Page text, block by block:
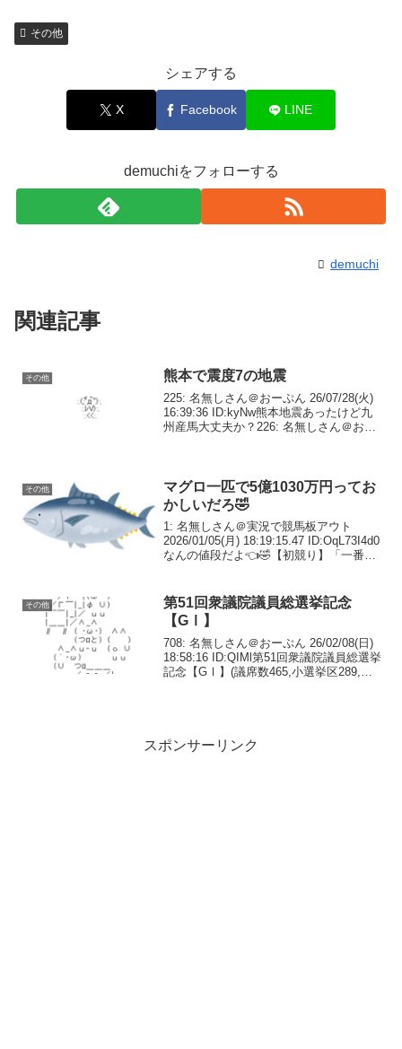
その他
シェアする
X Facebook LINE
demuchiをフォローする
demuchi
関連記事
その他 熊本で震度7の地震
225: 名無しさん＠おーぷん 26/07/28(火)
16:39:36 ID:kyNw熊本地震あったけど九
州産馬大丈夫か？226: 名無しさん＠おー
その他
マグロ一匹で5億1030万円ってお
かしいだろ🤣
1: 名無しさん＠実況で競馬板アウト
2026/01/05(月) 18:19:15.47 ID:OqL73I4d0
なんの値段だよ👈🤣【初競り】「一番マ
上最高値の5億1...
その他
第51回衆議院議員総選挙記念
【GⅠ】
708: 名無しさん＠おーぷん 26/02/08(日)
18:58:16 ID:QIMl第51回衆議院議員総選挙
記念【GⅠ】(議席数465,小選挙区289,比
スポンサーリンク